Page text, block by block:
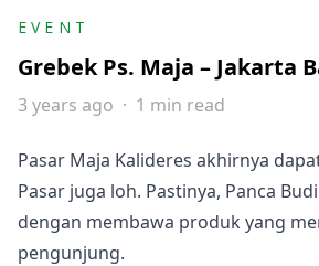
EVENT
Grebek Ps. Maja – Jakarta
3 years ago 1 min read
Pasar Maja Kalideres akhirnya
Pasar juga loh. Pastinya, Panca
dengan membawa produk yang
pengunjung.